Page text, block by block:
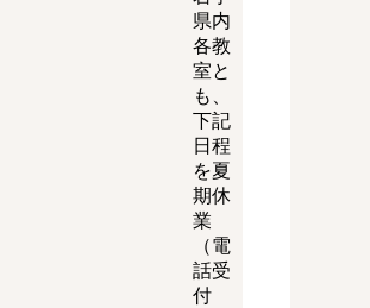
県内
各教
室と
も、
下記
日程
を夏
期休
業
（電
話受
付